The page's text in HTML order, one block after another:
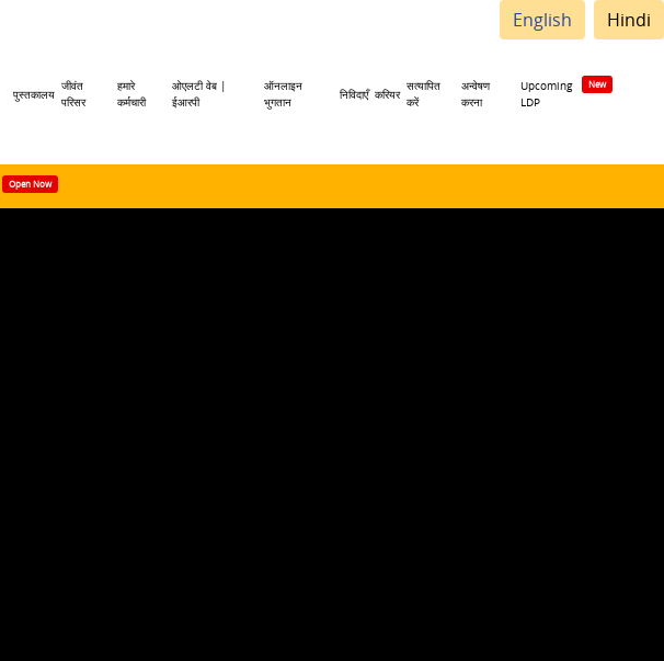
English Hindi
पुस्तकालय
जीवंत
परिसर
हमारे
कर्मचारी
ओएलटी वेब |
ईआरपी
ऑनलाइन
भुगतान
निविदाएँ करियर
सत्यापित
करें
अन्वेषण
करना
Upcoming
LDP